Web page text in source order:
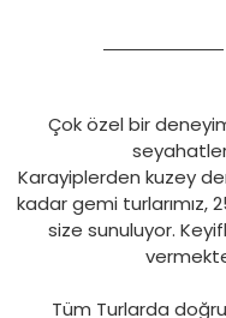
Çok özel bir
Karayiplerden kuzey
kadar gemi turlarımız,
size sunuluyor.
Tüm Turlarda